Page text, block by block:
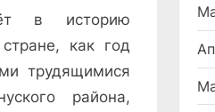
в историю
как год
трудящимися
района,